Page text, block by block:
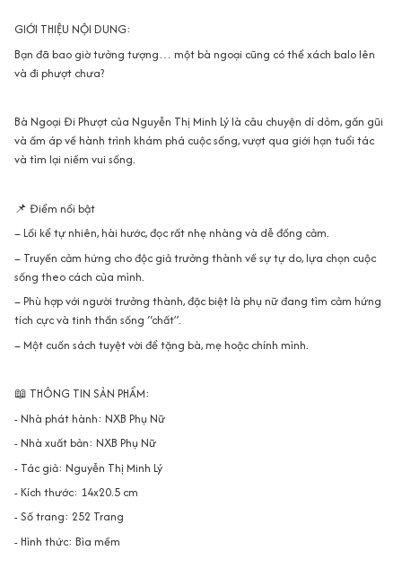
GIỚI THIỆU NỘI DUNG:
Bạn đã bao giờ tưởng tượng… một bà ngoại cũng có thể xách balo lên
và đi phượt chưa?
Bà Ngoại Đi Phượt của Nguyễn Thị Minh Lý là câu chuyện dí dỏm, gần gũi
và ấm áp về hành trình khám phá cuộc sống, vượt qua giới hạn tuổi tác
và tìm lại niềm vui sống.
📌 Điểm nổi bật
– Lối kể tự nhiên, hài hước, đọc rất nhẹ nhàng và dễ đồng cảm.
– Truyền cảm hứng cho độc giả trưởng thành về sự tự do, lựa chọn cuộc
sống theo cách của mình.
– Phù hợp với người trưởng thành, đặc biệt là phụ nữ đang tìm cảm hứng
tích cực và tinh thần sống “chất”.
– Một cuốn sách tuyệt vời để tặng bà, mẹ hoặc chính mình.
📖 THÔNG TIN SẢN PHẨM:
- Nhà phát hành: NXB Phụ Nữ
- Nhà xuất bản: NXB Phụ Nữ
- Tác giả: Nguyễn Thị Minh Lý
- Kích thước: 14x20.5 cm
- Số trang: 252 Trang
- Hình thức: Bìa mềm